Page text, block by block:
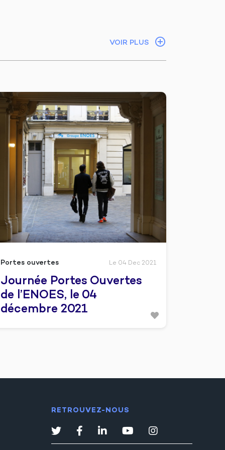
VOIR PLUS
Portes ouvertes Le 04 Dec 2021
Journée Portes Ouvertes
de l’ENOES, le 04
décembre 2021
RETROUVEZ-NOUS